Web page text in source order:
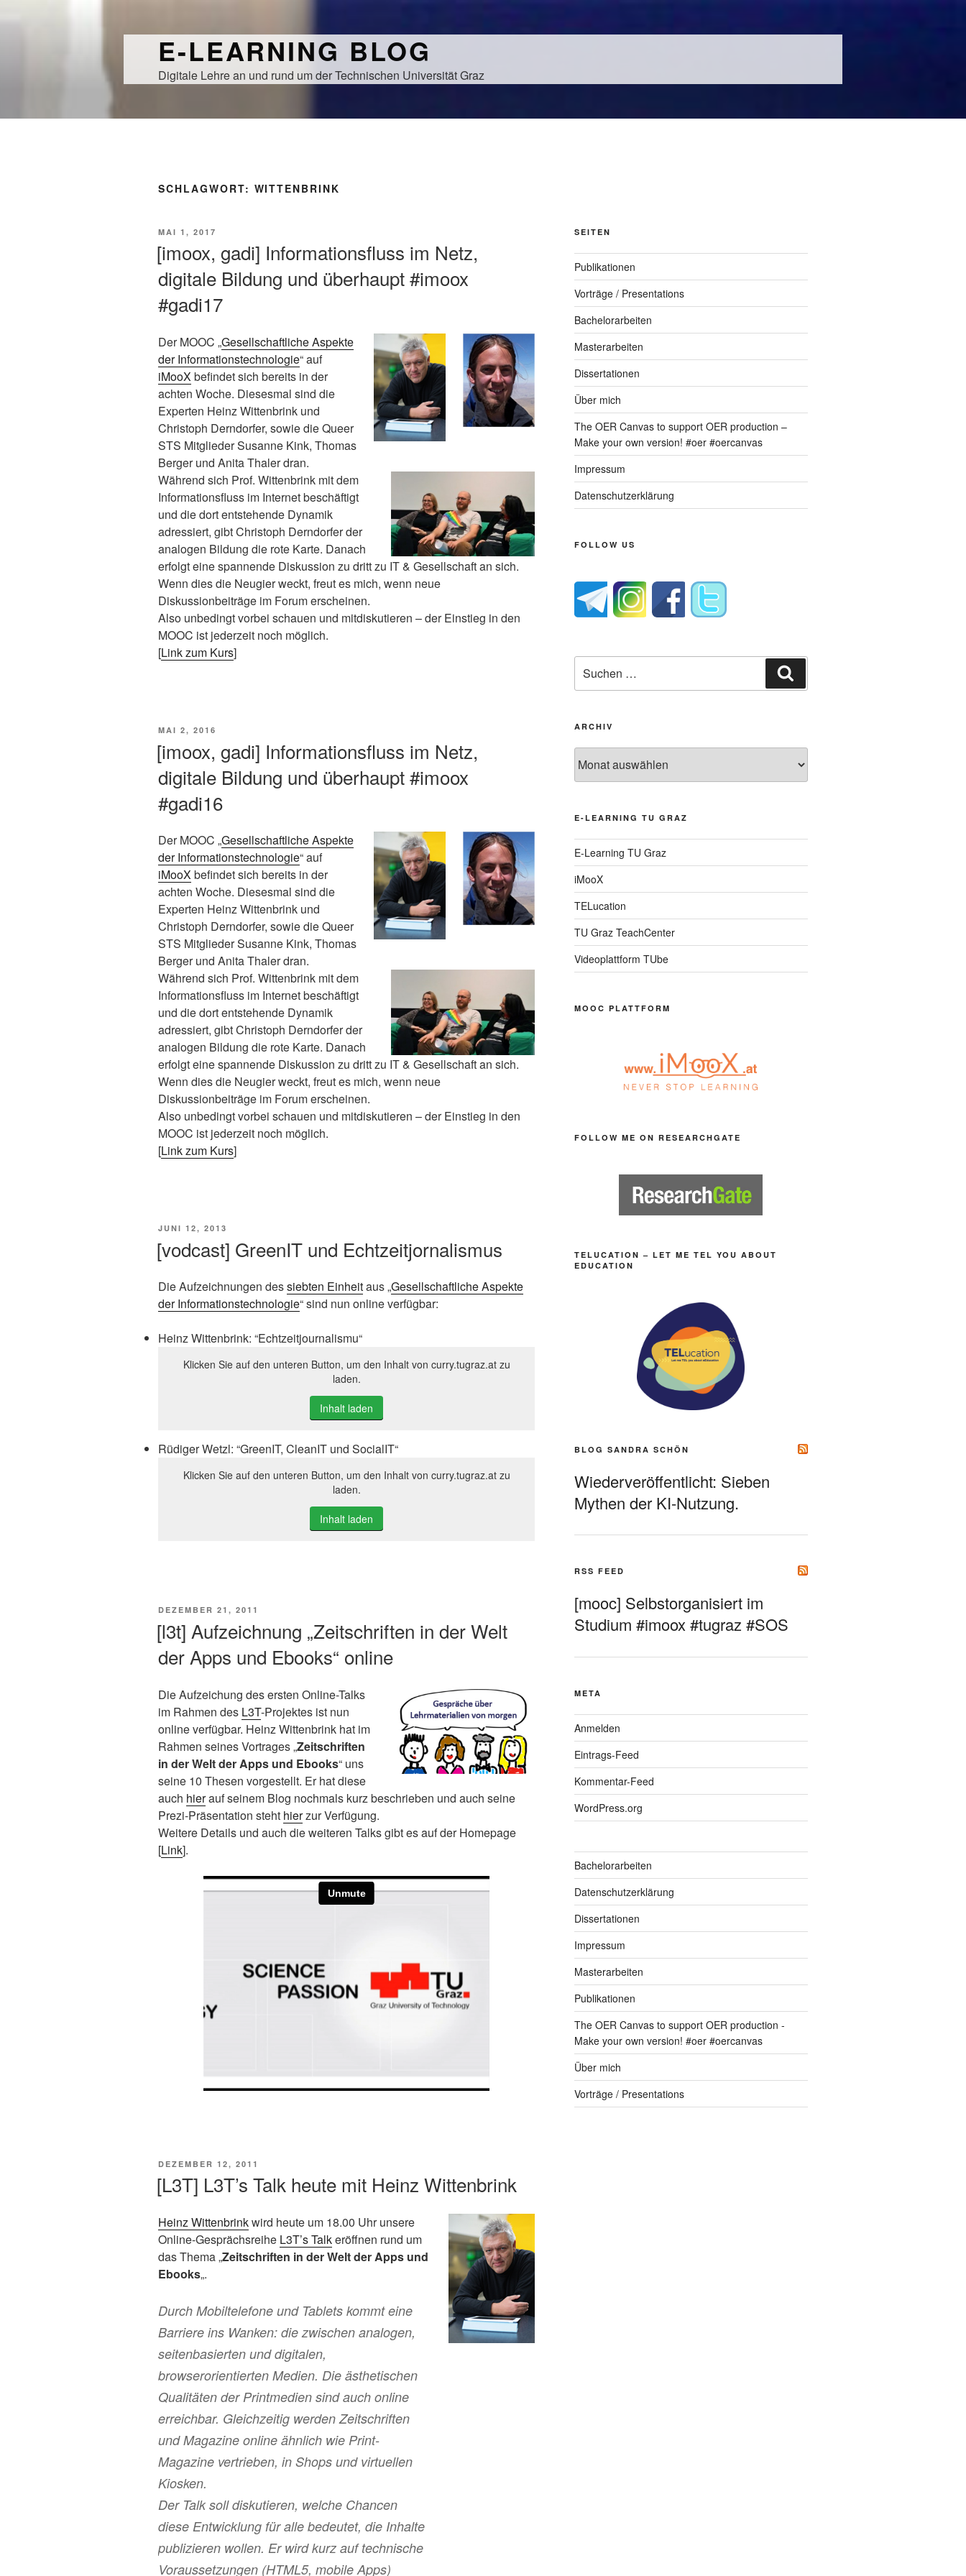
E-LEARNING BLOG
Digitale Lehre an und rund um der Technischen Universität Graz
SCHLAGWORT: WITTENBRINK
VERÖFFENTLICHT
MAI 1, 2017
[imoox, gadi] Informationsfluss im Netz,
digitale Bildung und überhaupt #imoox
#gadi17
Der MOOC „Gesellschaftliche Aspekte
der Informationstechnologie“ auf
iMooX befindet sich bereits in der
achten Woche. Diesesmal sind die
Experten Heinz Wittenbrink und
Christoph Derndorfer, sowie die Queer
STS Mitglieder Susanne Kink, Thomas
Berger und Anita Thaler dran.
Während sich Prof. Wittenbrink mit dem
Informationsfluss im Internet beschäftigt
und die dort entstehende Dynamik
adressiert, gibt Christoph Derndorfer der
analogen Bildung die rote Karte. Danach
erfolgt eine spannende Diskussion zu dritt zu IT & Gesellschaft an sich.
Wenn dies die Neugier weckt, freut es mich, wenn neue
Diskussionbeiträge im Forum erscheinen.
Also unbedingt vorbei schauen und mitdiskutieren – der Einstieg in den
MOOC ist jederzeit noch möglich.
[Link zum Kurs]
VERÖFFENTLICHT
MAI 2, 2016
[imoox, gadi] Informationsfluss im Netz,
digitale Bildung und überhaupt #imoox
#gadi16
Der MOOC „Gesellschaftliche Aspekte
der Informationstechnologie“ auf
iMooX befindet sich bereits in der
achten Woche. Diesesmal sind die
Experten Heinz Wittenbrink und
Christoph Derndorfer, sowie die Queer
STS Mitglieder Susanne Kink, Thomas
Berger und Anita Thaler dran.
Während sich Prof. Wittenbrink mit dem
Informationsfluss im Internet beschäftigt
und die dort entstehende Dynamik
adressiert, gibt Christoph Derndorfer der
analogen Bildung die rote Karte. Danach
erfolgt eine spannende Diskussion zu dritt zu IT & Gesellschaft an sich.
Wenn dies die Neugier weckt, freut es mich, wenn neue
Diskussionbeiträge im Forum erscheinen.
Also unbedingt vorbei schauen und mitdiskutieren – der Einstieg in den
MOOC ist jederzeit noch möglich.
[Link zum Kurs]
VERÖFFENTLICHT
JUNI 12, 2013
[vodcast] GreenIT und Echtzeitjornalismus
Die Aufzeichnungen dessiebten Einheitaus „Gesellschaftliche Aspekte
der Informationstechnologie“ sind nun online verfügbar:
Heinz Wittenbrink: “Echtzeitjournalismu“
Klicken Sie auf den unteren Button, um den Inhalt von curry.tugraz.at zu
laden.
Inhalt laden
Rüdiger Wetzl: “GreenIT, CleanIT und SocialIT“
Klicken Sie auf den unteren Button, um den Inhalt von curry.tugraz.at zu
laden.
Inhalt laden
VERÖFFENTLICHT
DEZEMBER 21, 2011
[l3t] Aufzeichnung „Zeitschriften in der Welt
der Apps und Ebooks“ online
Die Aufzeichung des ersten Online-Talks
im Rahmen des L3T-Projektes ist nun
online verfügbar. Heinz Wittenbrink hat im
Rahmen seines Vortrages „Zeitschriften
in der Welt der Apps und Ebooks“ uns
seine 10 Thesen vorgestellt. Er hat diese
auch hierauf seinem Blog nochmals kurz beschrieben und auch seine
Prezi-Präsentation steht hierzur Verfügung.
Weitere Details und auch die weiteren Talks gibt es auf der Homepage
[Link].
VERÖFFENTLICHT
DEZEMBER 12, 2011
[L3T] L3T’s Talk heute mit Heinz Wittenbrink
Heinz Wittenbrinkwird heute um 18.00 Uhr unsere
Online-Gesprächsreihe L3T’s Talkeröffnen rund um
das Thema „Zeitschriften in der Welt der Apps und
Ebooks„.
Durch Mobiltelefone und Tablets kommt eine
Barriere ins Wanken: die zwischen analogen,
seitenbasierten und digitalen,
browserorientierten Medien. Die ästhetischen
Qualitäten der Printmedien sind auch online
erreichbar. Gleichzeitig werden Zeitschriften
und Magazine online ähnlich wie Print-
Magazine vertrieben, in Shops und virtuellen
Kiosken.
Der Talk soll diskutieren, welche Chancen
diese Entwicklung für alle bedeutet, die Inhalte
publizieren wollen. Er wird kurz auf technische
Voraussetzungen (HTML5, mobile Apps)
SEITEN
Publikationen
Vorträge / Presentations
Bachelorarbeiten
Masterarbeiten
Dissertationen
Über mich
The OER Canvas to support OER production –
Make your own version! #oer #oercanvas
Impressum
Datenschutzerklärung
FOLLOW US
nach:
ARCHIV
E-LEARNING TU GRAZ
E-Learning TU Graz
iMooX
TELucation
TU Graz TeachCenter
Videoplattform TUbe
MOOC PLATTFORM
FOLLOW ME ON RESEARCHGATE
TELUCATION – LET ME TEL YOU ABOUT
EDUCATION
BLOG SANDRA SCHÖN
Wiederveröffentlicht: Sieben
Mythen der KI-Nutzung.
RSS FEED
[mooc] Selbstorganisiert im
Studium #imoox #tugraz #SOS
META
Anmelden
Eintrags-Feed
Kommentar-Feed
WordPress.org
Bachelorarbeiten
Datenschutzerklärung
Dissertationen
Impressum
Masterarbeiten
Publikationen
The OER Canvas to support OER production -
Make your own version! #oer #oercanvas
Über mich
Vorträge / Presentations